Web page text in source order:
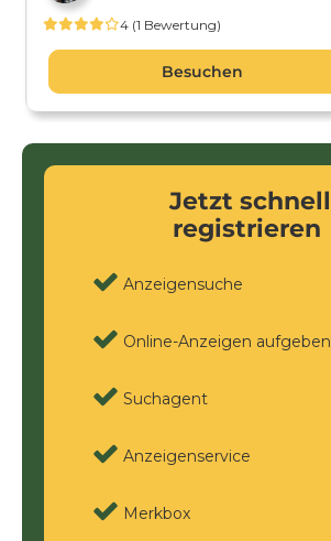
4 (1 Bewertung)
Besuchen
Jetzt schnell
registrieren
Anzeigensuche
Online-Anzeigen aufgeben
Suchagent
Anzeigenservice
Merkbox